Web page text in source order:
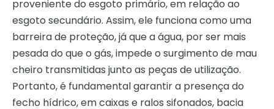
proveniente do esgoto primário, em relação ao
esgoto secundário. Assim, ele funciona como uma
barreira de proteção, já que a água, por ser mais
pesada do que o gás, impede o surgimento de mau
cheiro transmitidas junto as peças de utilização.
Portanto, é fundamental garantir a presença do
fecho hídrico, em caixas e ralos sifonados, bacia